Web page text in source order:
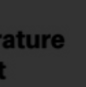
JUSTICE